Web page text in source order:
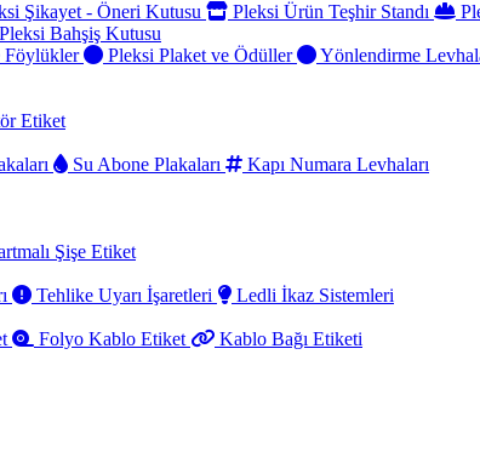
Şikayet - Öneri Kutusu Pleksi Ürün Teşhir Standı
Pleksi Bahşiş Kutusu
Föylükler Pleksi Plaket ve Ödüller Yönlendirme
Etiket
Su Abone Plakaları
Kapı Numara Levhaları
Şişe Etiket
Tehlike Uyarı İşaretleri
Ledli İkaz Sistemleri
Folyo Kablo Etiket Kablo Bağı Etiketi